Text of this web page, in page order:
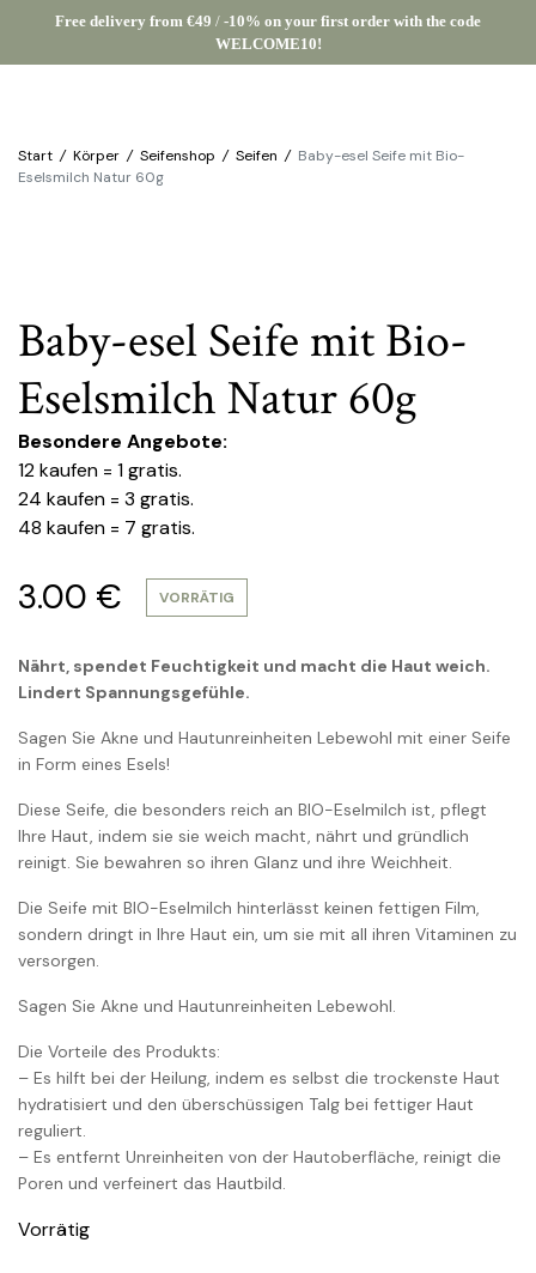
Free delivery from €49 / -10% on your first order with the code
WELCOME10!
Start / Körper / Seifenshop / Seifen / Baby-esel Seife mit Bio-
Eselsmilch Natur 60g
Baby-esel Seife mit Bio-
Eselsmilch Natur 60g
Besondere Angebote:
12 kaufen = 1 gratis.
24 kaufen = 3 gratis.
48 kaufen = 7 gratis.
3.00 € VORRÄTIG
Nährt, spendet Feuchtigkeit und macht die Haut weich.
Lindert Spannungsgefühle.
Sagen Sie Akne und Hautunreinheiten Lebewohl mit einer Seife
in Form eines Esels!
Diese Seife, die besonders reich an BIO-Eselmilch ist, pflegt
Ihre Haut, indem sie sie weich macht, nährt und gründlich
reinigt. Sie bewahren so ihren Glanz und ihre Weichheit.
Die Seife mit BIO-Eselmilch hinterlässt keinen fettigen Film,
sondern dringt in Ihre Haut ein, um sie mit all ihren Vitaminen zu
versorgen.
Sagen Sie Akne und Hautunreinheiten Lebewohl.
Die Vorteile des Produkts:
– Es hilft bei der Heilung, indem es selbst die trockenste Haut
hydratisiert und den überschüssigen Talg bei fettiger Haut
reguliert.
– Es entfernt Unreinheiten von der Hautoberfläche, reinigt die
Poren und verfeinert das Hautbild.
Vorrätig